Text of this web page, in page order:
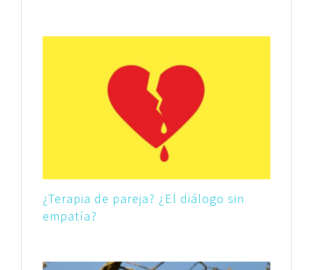
¿Terapia de pareja? ¿El diálogo sin
empatía?